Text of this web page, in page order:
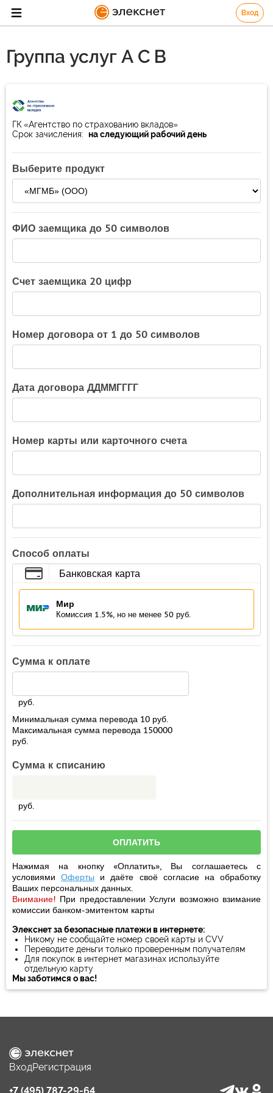
Вход
Группа услуг А С В
ГК «Агентство по страхованию вкладов»
Срок зачисления: на следующий рабочий день
Выберите продукт
ФИО заемщика до 50 символов
Счет заемщика 20 цифр
Номер договора от 1 до 50 символов
Дата договора ДДММГГГГ
Номер карты или карточного счета
Дополнительная информация до 50 символов
Способ оплаты
Банковская карта
Мир
Комиссия 1.5%, но не менее 50 руб.
Сумма к оплате
руб.
Минимальная сумма перевода 10 руб.
Максимальная сумма перевода 150000
руб.
Сумма к списанию
руб.
Нажимая на кнопку «Оплатить», Вы соглашаетесь с
условиямиОферты и даёте своё согласиена обработку
Ваших персональных данных.
Внимание! При предоставлении Услуги возможно взимание
комиссии банком-эмитентом карты
Элекснет за безопасные платежи в интернете:
Никому не сообщайте номер своей карты и CVV
Переводите деньги только проверенным получателям
Для покупок в интернет магазинах используйте
отдельную карту
Мы заботимся о вас!
ВходРегистрация